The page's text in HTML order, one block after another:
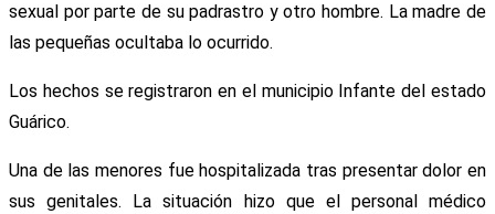
sexual por parte de su padrastro y otro hombre. La madre de
las pequeñas ocultaba lo ocurrido.
Los hechos se registraron en el municipio Infante del estado
Guárico.
Una de las menores fue hospitalizada tras presentar dolor en
sus genitales. La situación hizo que el personal médico